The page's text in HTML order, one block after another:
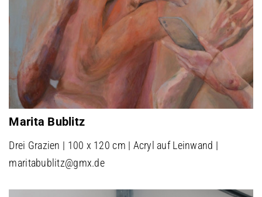
Marita Bublitz
Drei Grazien | 100 x 120 cm | Acryl auf Leinwand |
maritabublitz@gmx.de